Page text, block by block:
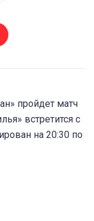
пройдет матч
встретится с
на 20:30 по